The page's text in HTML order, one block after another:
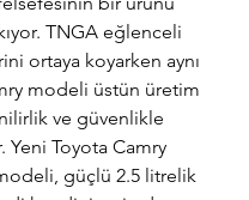
TNGA eğlenceli
ortaya koyarken aynı
modeli üstün üretim
ve güvenlikle
Yeni Toyota Camry
güçlü 2.5 litrelik